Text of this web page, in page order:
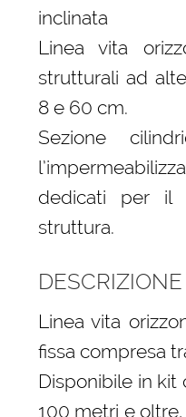
inclinata
Linea vita
strutturali ad
8 e 60 cm.
Sezione
dedicati per il
struttura.
DESCRIZIONE
Linea vita
fissa compresa
Disponibile in
100 metri e